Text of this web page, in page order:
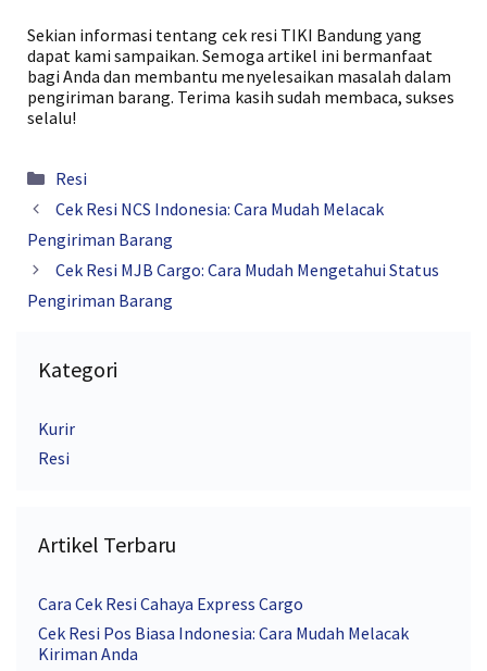
Sekian informasi tentang cek resi TIKI Bandung yang
dapat kami sampaikan. Semoga artikel ini bermanfaat
bagi Anda dan membantu menyelesaikan masalah dalam
pengiriman barang. Terima kasih sudah membaca, sukses
selalu!
Kategori
Resi
Cek Resi NCS Indonesia: Cara Mudah Melacak
Pengiriman Barang
Cek Resi MJB Cargo: Cara Mudah Mengetahui Status
Pengiriman Barang
Kategori
Kurir
Resi
Artikel Terbaru
Cara Cek Resi Cahaya Express Cargo
Cek Resi Pos Biasa Indonesia: Cara Mudah Melacak
Kiriman Anda